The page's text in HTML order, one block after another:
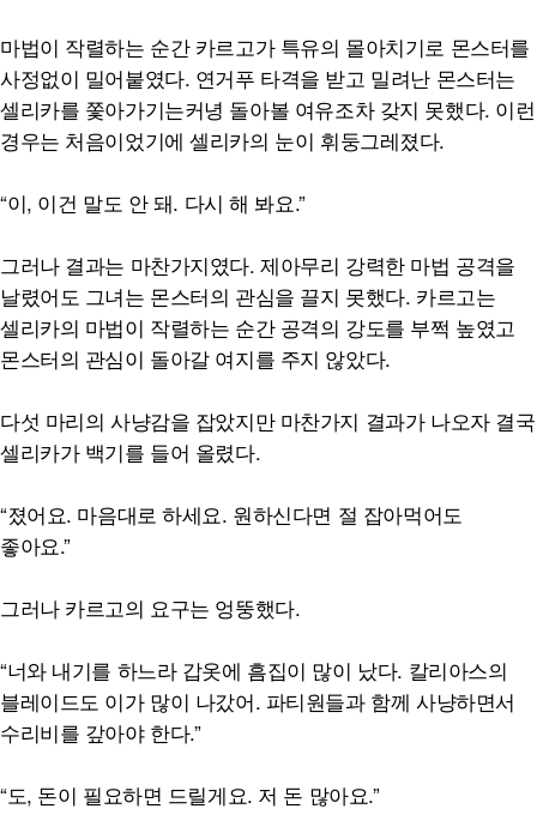
마법이 작렬하는 순간 카르고가 특유의 몰아치기로 몬스터를
사정없이 밀어붙였다. 연거푸 타격을 받고 밀려난 몬스터는
셀리카를 쫓아가기는커녕 돌아볼 여유조차 갖지 못했다. 이런
경우는 처음이었기에 셀리카의 눈이 휘둥그레졌다.
“이, 이건 말도 안 돼. 다시 해 봐요.”
그러나 결과는 마찬가지였다. 제아무리 강력한 마법 공격을
날렸어도 그녀는 몬스터의 관심을 끌지 못했다. 카르고는
셀리카의 마법이 작렬하는 순간 공격의 강도를 부쩍 높였고
몬스터의 관심이 돌아갈 여지를 주지 않았다.
다섯 마리의 사냥감을 잡았지만 마찬가지 결과가 나오자 결국
셀리카가 백기를 들어 올렸다.
“졌어요. 마음대로 하세요. 원하신다면 절 잡아먹어도
좋아요.”
그러나 카르고의 요구는 엉뚱했다.
“너와 내기를 하느라 갑옷에 흠집이 많이 났다. 칼리아스의
블레이드도 이가 많이 나갔어. 파티원들과 함께 사냥하면서
수리비를 갚아야 한다.”
“도, 돈이 필요하면 드릴게요. 저 돈 많아요.”